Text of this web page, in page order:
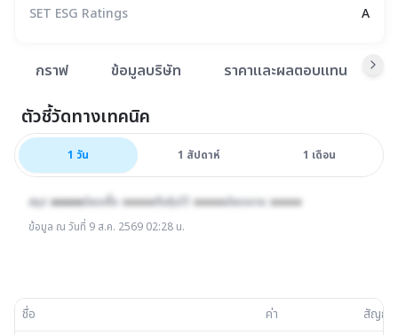
SET ESG Ratings
A
กราฟ
ข้อมูลบริษัท ราคาและผลตอบแทน
ตัวชี้วัดทางเทคนิค
1 วัน
1 วัน 1 สัปดาห์ 1 เดือน
สรุป :xxxxxมีแรงซื้อ :xxxxxถือหุ้นไว้ :xxxxxมีแรงขาย :xxxxx
ข้อมูล ณ วันที่ 9 ส.ค. 2569 02:28 น.
ชื่อ ค่า
สัญญ